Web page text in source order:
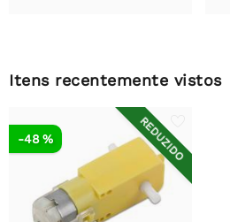
Itens recentemente vistos
REDUZIDO
-48 %